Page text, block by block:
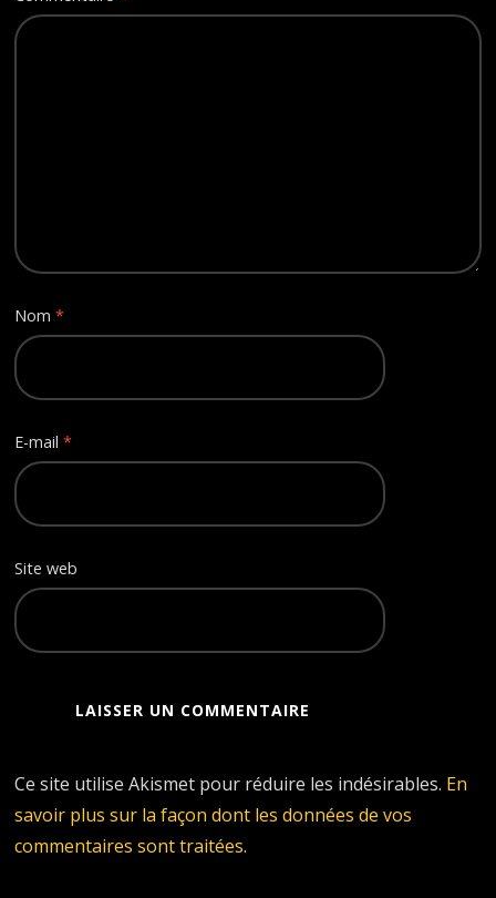
Nom*
E-mail*
Site web
Ce site utilise Akismet pour réduire les indésirables. En
savoir plus sur la façon dont les données de vos
commentaires sont traitées.